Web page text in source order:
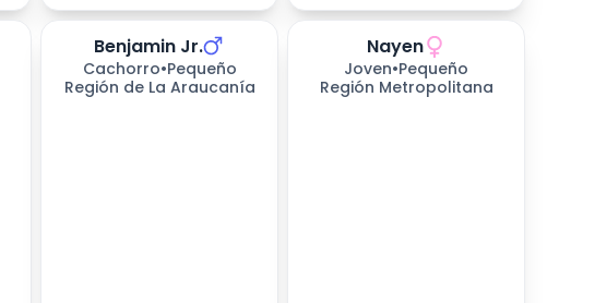
Benjamin Jr.
Cachorro•Pequeño
Región de La Araucanía
Nayen
Joven•Pequeño
Región Metropolitana